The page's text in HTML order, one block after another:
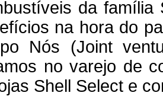
da família
na hora do
Nós (Joint
no varejo de
Shell Select e